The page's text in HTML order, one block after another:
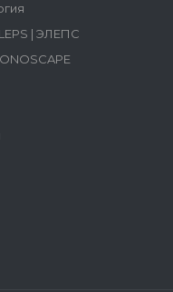
| ЭЛЕПС